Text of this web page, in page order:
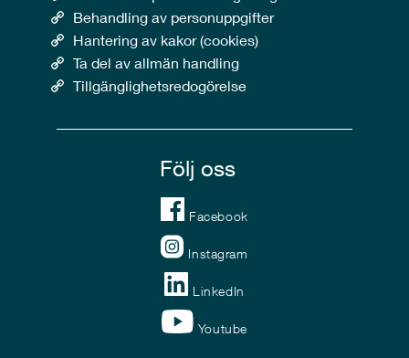
Behandling av personuppgifter
Hantering av kakor (cookies)
Ta del av allmän handling
Tillgänglighetsredogörelse
Följ oss
Facebook
Instagram
LinkedIn
Youtube